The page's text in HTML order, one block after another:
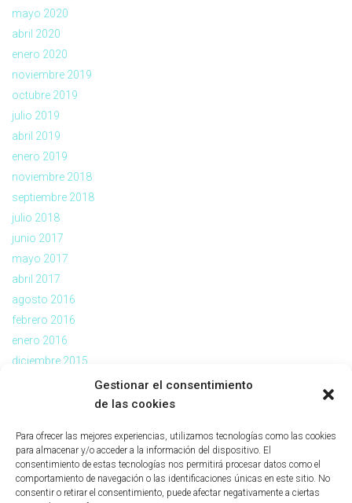
Gestionar el consentimiento
de las cookies
Para ofrecer las mejores experiencias, utilizamos tecnologías como las cookies
para almacenar y/o acceder a la información del dispositivo. El
consentimiento de estas tecnologías nos permitirá procesar datos como el
comportamiento de navegación o las identificaciones únicas en este sitio. No
consentir o retirar el consentimiento, puede afectar negativamente a ciertas
mayo 2020
abril 2020
enero 2020
noviembre 2019
octubre 2019
julio 2019
abril 2019
enero 2019
noviembre 2018
septiembre 2018
julio 2018
junio 2017
mayo 2017
abril 2017
agosto 2016
febrero 2016
enero 2016
diciembre 2015
mayo 2012
octubre 2011
julio 2011